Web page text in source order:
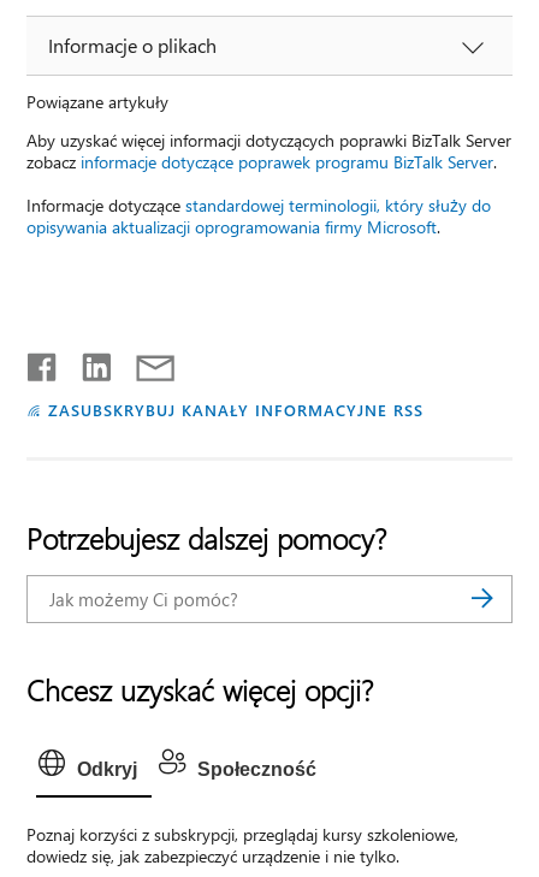
Informacje o plikach
Powiązane artykuły
Aby uzyskać więcej informacji dotyczących poprawki BizTalk Server
zobacz informacje dotyczące poprawek programu BizTalk Server.
Informacje dotyczącestandardowej terminologii, który służy do
opisywania aktualizacji oprogramowania firmy Microsoft.
ZASUBSKRYBUJ KANAŁY INFORMACYJNE RSS
Potrzebujesz dalszej pomocy?
Chcesz uzyskać więcej opcji?
Odkryj Społeczność
Poznaj korzyści z subskrypcji, przeglądaj kursy szkoleniowe,
dowiedz się, jak zabezpieczyć urządzenie i nie tylko.